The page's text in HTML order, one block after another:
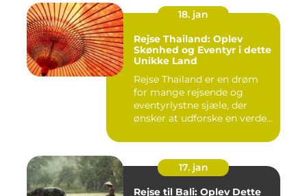
18. jan
Rejse Thailand: Oplev
Skønhed og Eventyr i dette
Unikke Land
Rejse Thailand er en drøm
for mange rejsende og
eventyrlystne sjæle, der
ønsker at udforske en verde...
17. jan
Rejse til Bali: Oplev Dette